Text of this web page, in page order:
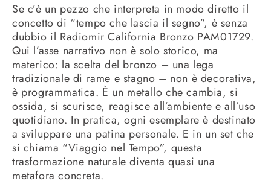
Se c’è un pezzo che interpreta in modo diretto il
concetto di “tempo che lascia il segno”, è senza
dubbio il Radiomir California Bronzo PAM01729.
Qui l’asse narrativo non è solo storico, ma
materico: la scelta del bronzo – una lega
tradizionale di rame e stagno – non è decorativa,
è programmatica. È un metallo che cambia, si
ossida, si scurisce, reagisce all’ambiente e all’uso
quotidiano. In pratica, ogni esemplare è destinato
a sviluppare una patina personale. E in un set che
si chiama “Viaggio nel Tempo”, questa
trasformazione naturale diventa quasi una
metafora concreta.